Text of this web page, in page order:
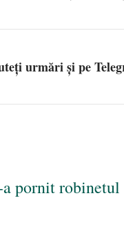
urmări și pe
pornit